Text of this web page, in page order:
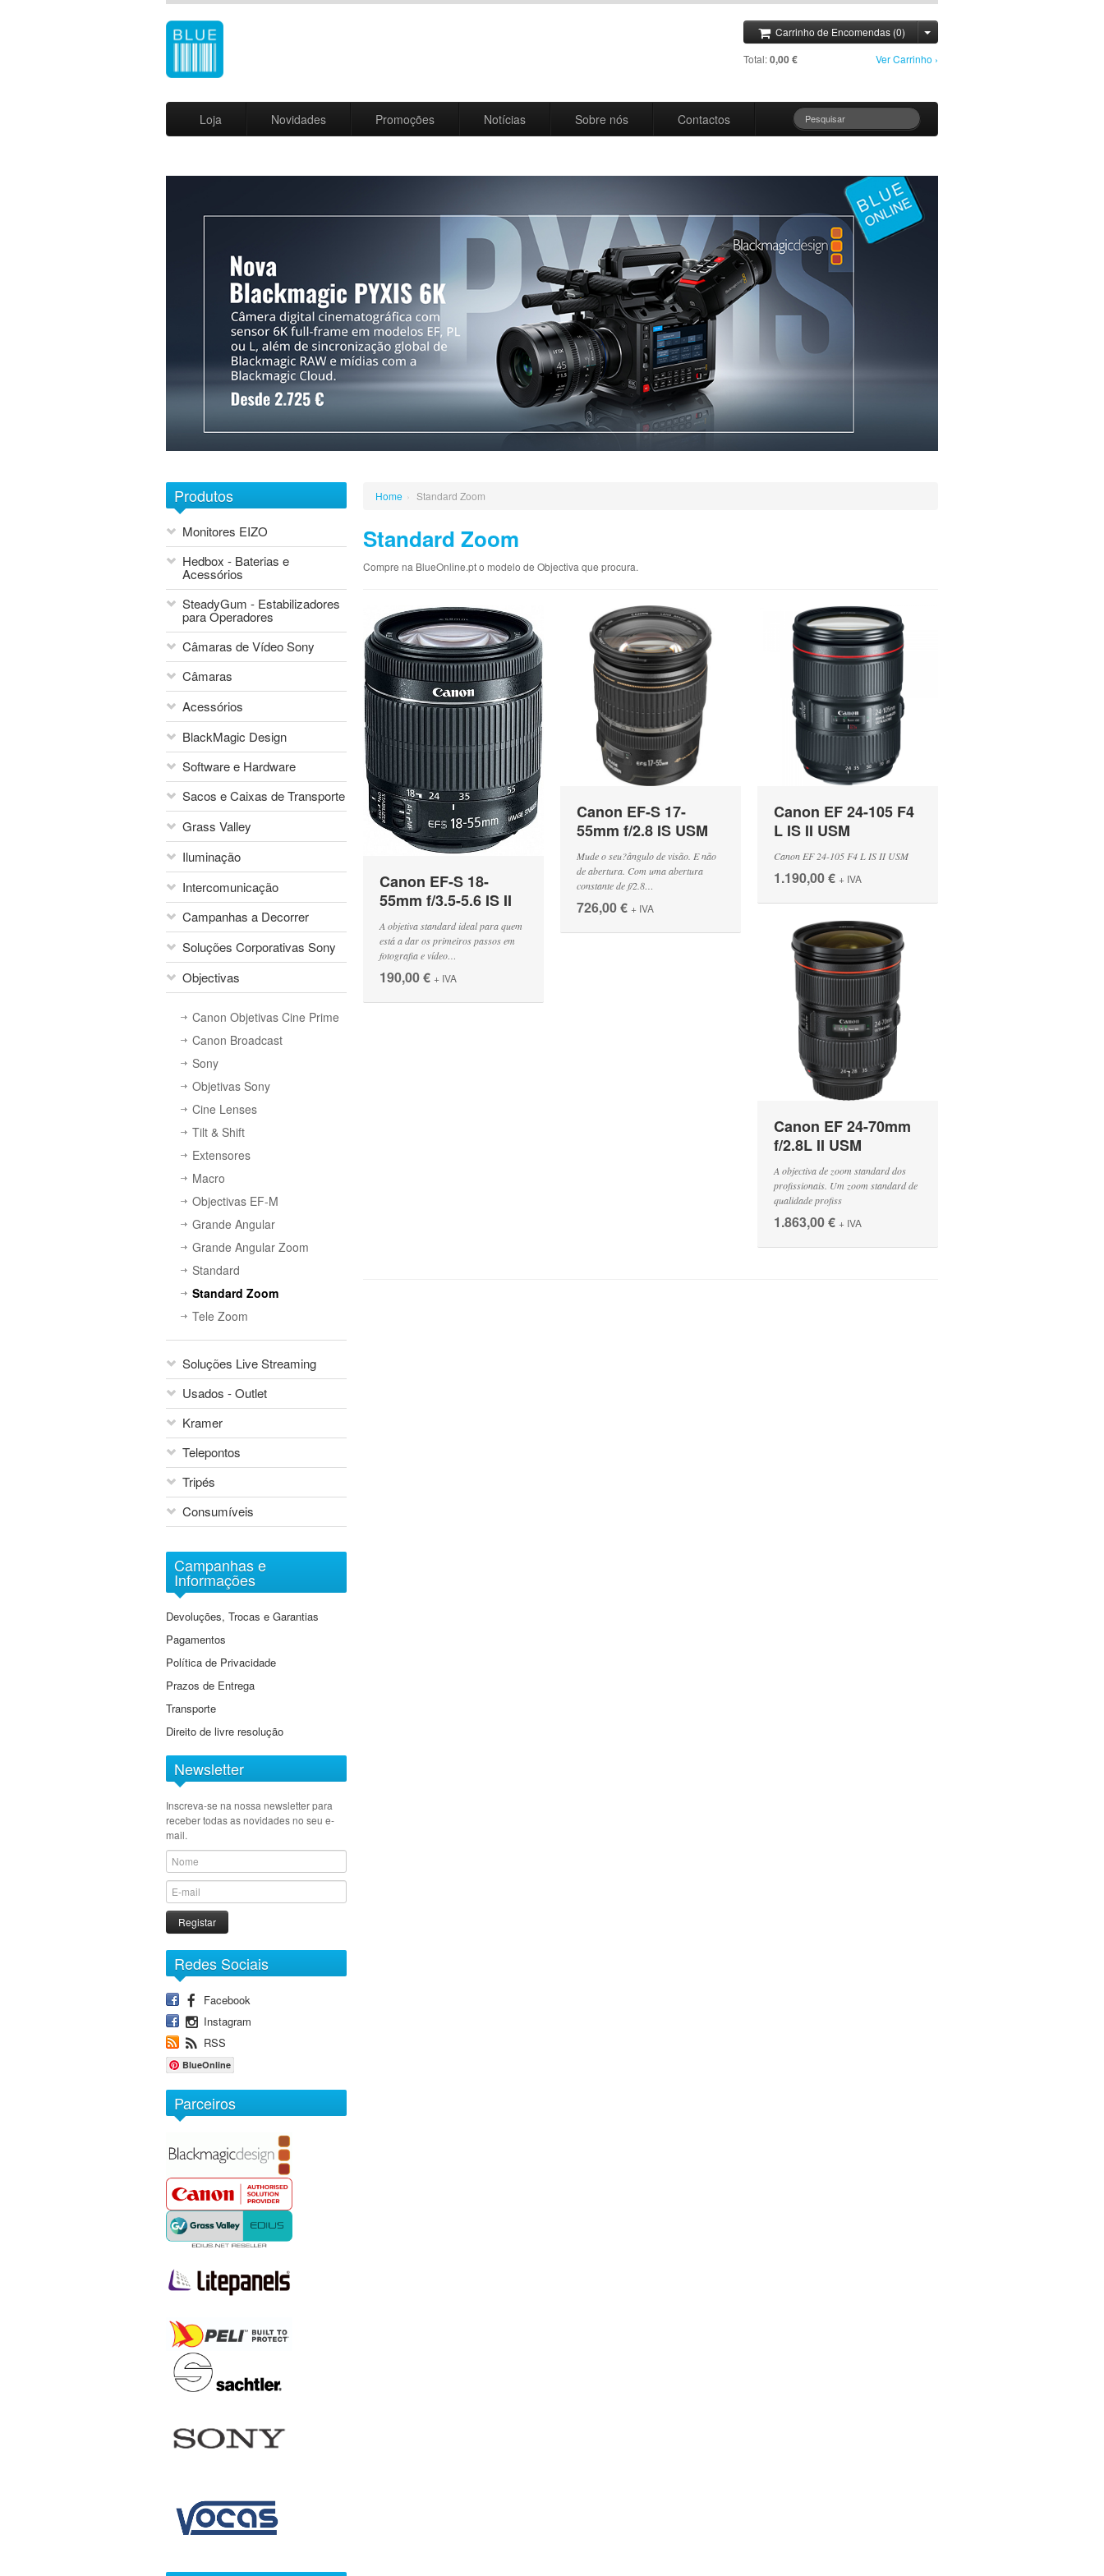
Carrinho de Encomendas (0)
Total:0,00 € Ver Carrinho ›
Loja Novidades Promoções Notícias Sobre nós Contactos
Produtos
Monitores EIZO
Hedbox - Baterias e
Acessórios
SteadyGum - Estabilizadores
para Operadores
Câmaras de Vídeo Sony
Câmaras
Blackmagic Design
Sony Network Camera
Systems
Sony Foto e Vídeo Consumo
Canon
Sony
Monitores Profissionais
Acessórios
Áudio
Mesas de Mistura
Vocas
Flash Canon
Matte Boxes
BlackMagic Design
Software e Hardware
Sacos e Caixas de Transporte
Portabrace
Sacos Transporte Sachtler
Grass Valley
Grass Valley - Matrizes
Grass Valley - Multiviewers
Grass Valley - Soluções de
Fibra
Grass Valley - Soluções de
Conversão
Grass Valley - Edius
Iluminação
Vibesta
Litepanels
Intercomunicação
Campanhas a Decorrer
Campanha Vouchers SPORT
TV
Campanha Projetores Sony
Soluções Corporativas Sony
Videoprojetores Sony
Displays Profissionais Sony
Objectivas
Canon Objetivas Cine Prime
Canon Broadcast
Sony
Objetivas Sony
Cine Lenses
Tilt & Shift
Extensores
Macro
Objectivas EF-M
Grande Angular
Grande Angular Zoom
Standard
Standard Zoom
Tele Zoom
Soluções Live Streaming
Usados - Outlet
Kramer
Telepontos
Tripés
Consumíveis
Arquivo Digital Sony
DVD
Baterias
Cartões de Memória
Cassetes
Campanhas e
Informações
Devoluções, Trocas e Garantias
Pagamentos
Política de Privacidade
Prazos de Entrega
Transporte
Direito de livre resolução
Newsletter
Inscreva-se na nossa newsletter para
receber todas as novidades no seu e-
mail.
Registar
Redes Sociais
Facebook
Instagram
RSS
BlueOnline
Parceiros
Home › Standard Zoom
Standard Zoom
Compre na BlueOnline.pt o modelo de Objectiva que procura.
Canon EF-S 18-
55mm f/3.5-5.6 IS II
A objetiva standard ideal para quem
está a dar os primeiros passos em
fotografia e vídeo…
190,00 € + IVA
Canon EF-S 17-
55mm f/2.8 IS USM
Mude o seu?ângulo de visão. E não
de abertura. Com uma abertura
constante de f/2.8…
726,00 € + IVA
Canon EF 24-105 F4
L IS II USM
Canon EF 24-105 F4 L IS II USM
1.190,00 € + IVA
Canon EF 24-70mm
f/2.8L II USM
A objectiva de zoom standard dos
profissionais. Um zoom standard de
qualidade profiss
1.863,00 € + IVA